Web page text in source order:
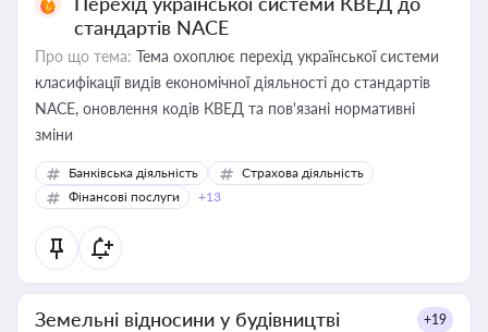
стандартів NACE
Про що тема: Тема охоплює перехід української системи
класифікації видів економічної діяльності до стандартів
NACE, оновлення кодів КВЕД та пов'язані нормативні
зміни
Банківська діяльність
Страхова діяльність
Фінансові послуги
+13
Земельні відносини у будівництві +19